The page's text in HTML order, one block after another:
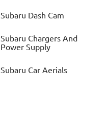
Subaru Dash Cam
Subaru Chargers And
Power Supply
Subaru Car Aerials